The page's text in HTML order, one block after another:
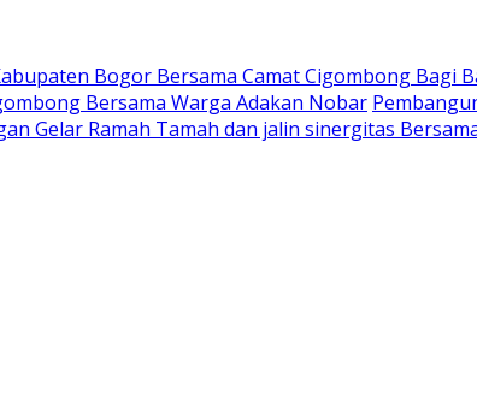
Bogor Bersama Camat Cigombong
Bersama Warga Adakan Nobar
Gelar Ramah Tamah dan jalin sinergitas